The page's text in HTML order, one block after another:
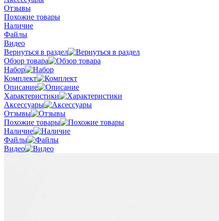
Отзывы
Похожие товары
Наличие
Файлы
Видео
Вернуться в раздел
Обзор товара
Набор
Комплект
Описание
Характеристики
Аксессуары
Отзывы
Похожие товары
Наличие
Файлы
Видео